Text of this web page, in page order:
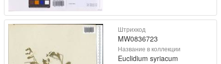
Штрихкод
MW0836723
Название в коллекции
Euclidium syriacum